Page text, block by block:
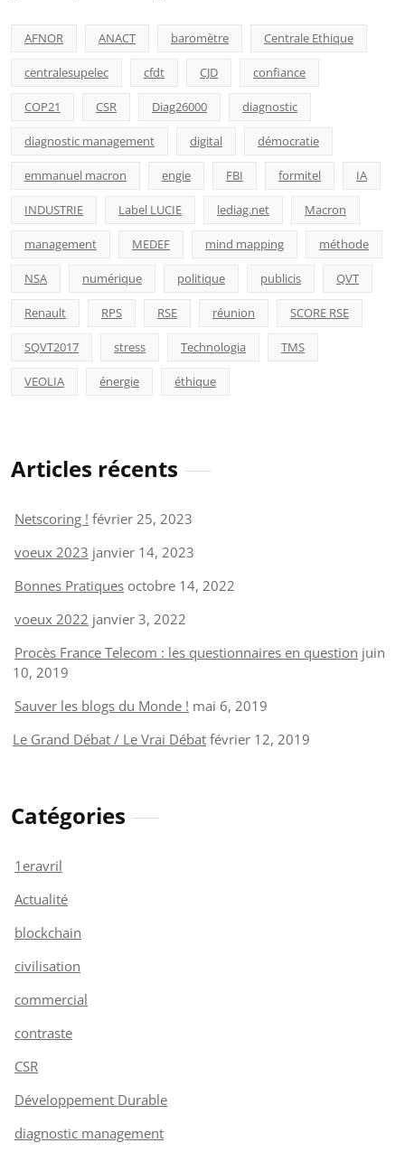
AFNOR ANACT baromètre Centrale Ethique
centralesupelec cfdt CJD confiance
COP21 CSR Diag26000 diagnostic
diagnostic management digital démocratie
emmanuel macron engie FBI formitel IA
INDUSTRIE Label LUCIE lediag.net Macron
management MEDEF mind mapping méthode
NSA numérique politique publicis QVT
Renault RPS RSE réunion SCORE RSE
SQVT2017 stress Technologia TMS
VEOLIA énergie éthique
Articles récents
Netscoring ! février 25, 2023
voeux 2023 janvier 14, 2023
Bonnes Pratiques octobre 14, 2022
voeux 2022 janvier 3, 2022
Procès France Telecom : les questionnaires en question juin
10, 2019
Sauver les blogs du Monde ! mai 6, 2019
Le Grand Débat / Le Vrai Débat février 12, 2019
Catégories
1eravril
Actualité
blockchain
civilisation
commercial
contraste
CSR
Développement Durable
diagnostic management